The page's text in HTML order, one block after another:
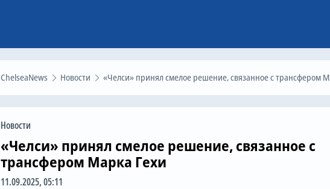
ChelseaNews Новости «Челси» принял смелое решение, связанное с трансфером Марка Гехи
Новости
«Челси» принял смелое решение, связанное с
трансфером Марка Гехи
11.09.2025, 05:11